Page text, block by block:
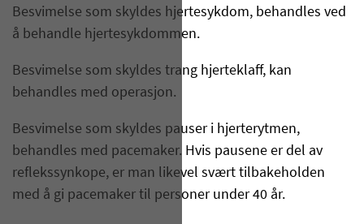
Besvimelse som skyldes hjertesykdom, behandles ved
å behandle hjertesykdommen.
Besvimelse som skyldes trang hjerteklaff, kan
behandles med operasjon.
Besvimelse som skyldes pauser i hjerterytmen,
behandles med pacemaker. Hvis pausene er del av
reflekssynkope, er man likevel svært tilbakeholden
med å gi pacemaker til personer under 40 år.